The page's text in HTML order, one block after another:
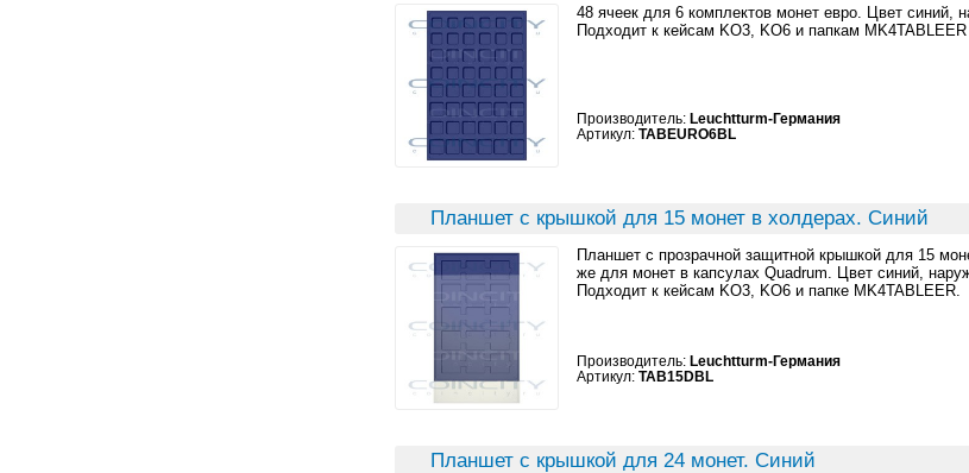
48 ячеек для 6 комплектов монет евро. Цвет
Подходит к кейсам KO3, KO6 и папкам
Производитель: Leuchtturm-Германия
Артикул: TABEURO6BL
Планшет с крышкой для 15 монет в холдерах. Синий
Планшет с прозрачной защитной крышкой для 15
же для монет в капсулах Quadrum. Цвет синий,
Подходит к кейсам KO3, KO6 и папке MK4TABLEER.
Производитель: Leuchtturm-Германия
Артикул: TAB15DBL
Планшет с крышкой для 24 монет. Синий